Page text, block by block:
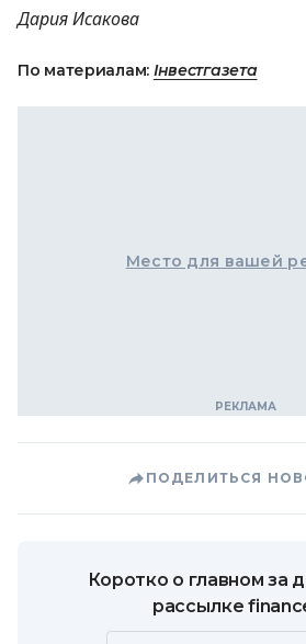
Дария Исакова
По материалам: Інвестгазета
Место для вашей
ПОДЕЛИТЬСЯ
Коротко о главном за
рассылке